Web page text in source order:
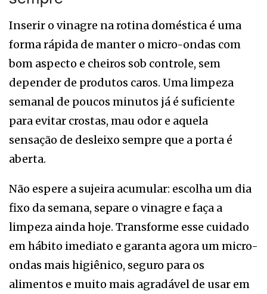
Inserir o vinagre na rotina doméstica é uma
forma rápida de manter o micro-ondas com
bom aspecto e cheiros sob controle, sem
depender de produtos caros. Uma limpeza
semanal de poucos minutos já é suficiente
para evitar crostas, mau odor e aquela
sensação de desleixo sempre que a porta é
aberta.
Não espere a sujeira acumular: escolha um dia
fixo da semana, separe o vinagre e faça a
limpeza ainda hoje. Transforme esse cuidado
em hábito imediato e garanta agora um micro-
ondas mais higiênico, seguro para os
alimentos e muito mais agradável de usar em